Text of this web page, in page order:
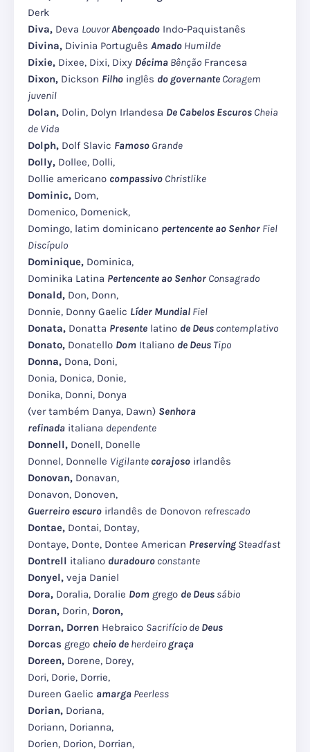
Derk
Diva, Deva LouvorAbençoado Indo-Paquistanês
Divina, Divinia Português Amado Humilde
Dixie, Dixee, Dixi, Dixy Décima Bênção Francesa
Dixon, Dickson Filho inglês do governante Coragem
juvenil
Dolan, Dolin, Dolyn Irlandesa De Cabelos Escuros Cheia
de Vida
Dolph, Dolf Slavic Famoso Grande
Dolly, Dollee, Dolli,
Dollie americano compassivo Christlike
Dominic, Dom,
Domenico, Domenick,
Domingo, latim dominicano pertencente ao Senhor Fiel
Discípulo
Dominique, Dominica,
Dominika Latina Pertencente ao Senhor Consagrado
Donald, Don, Donn,
Donnie, Donny Gaelic Líder Mundial Fiel
Donata, Donatta Presente latino de Deus contemplativo
Donato, Donatello Dom Italiano de Deus Tipo
Donna, Dona, Doni,
Donia, Donica, Donie,
Donika, Donni, Donya
(ver também Danya, Dawn) Senhora
refinada italiana dependente
Donnell, Donell, Donelle
Donnel, Donnelle Vigilante corajoso irlandês
Donovan, Donavan,
Donavon, Donoven,
Guerreiro escuro irlandês de Donovon refrescado
Dontae, Dontai, Dontay,
Dontaye, Donte, Dontee American PreservingSteadfast
Dontrell italiano duradouro constante
Donyel, veja Daniel
Dora, Doralia, Doralie Dom grego de Deus sábio
Doran, Dorin, Doron,
Dorran, Dorren Hebraico Sacrifício de Deus
Dorcas grego cheio de herdeiro graça
Doreen, Dorene, Dorey,
Dori, Dorie, Dorrie,
Dureen Gaelic amarga Peerless
Dorian, Doriana,
Doriann, Dorianna,
Dorien, Dorion, Dorrian,